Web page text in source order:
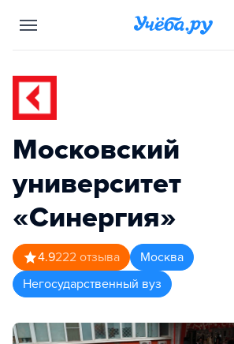
Московский
университет
«Синергия»
4.9222 отзыва
Москва
Негосударственный вуз